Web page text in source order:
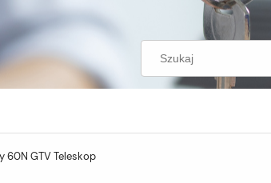
60N GTV Teleskop